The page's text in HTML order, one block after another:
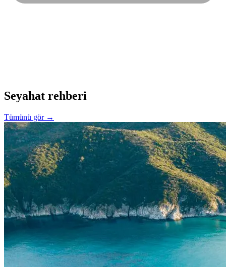
Seyahat rehberi
Tümünü gör →